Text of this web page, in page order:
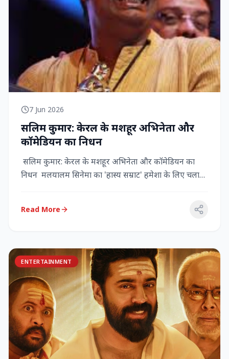
7 Jun 2026
सलिम कुमार: केरल के मशहूर अभिनेता और
कॉमेडियन का निधन
सलिम कुमार: केरल के मशहूर अभिनेता और कॉमेडियन का
निधन मलयालम सिनेमा का 'हास्य सम्राट' हमेशा के लिए चला
Read More
ENTERTAINMENT